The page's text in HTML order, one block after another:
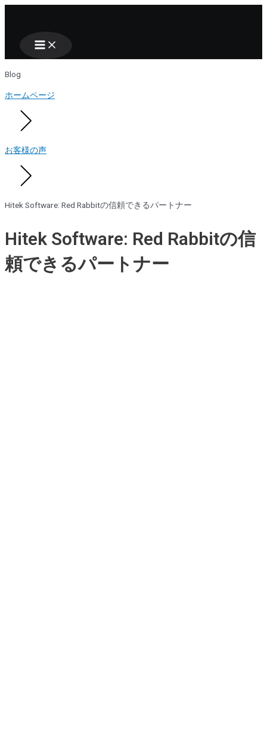
Nhảy
Main
Blog
ホームページ
お客様の声
Hitek Software: Red Rabbitの信頼できるパートナー
Hitek Software: Red Rabbitの信
頼できるパートナー